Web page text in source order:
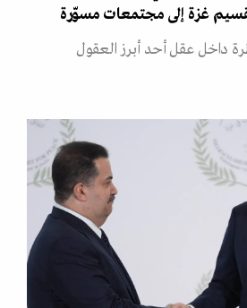
غزة إلى مجتمعات مسوّرة
داخل عقل أحد أبرز العقول